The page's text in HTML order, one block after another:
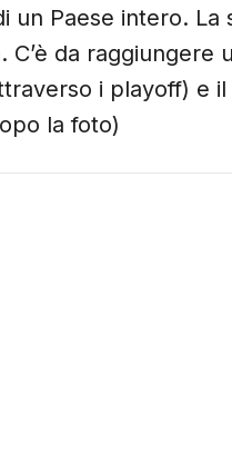
Paese intero. La
da raggiungere
i playoff) e
la foto)